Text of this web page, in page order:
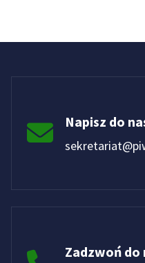
Napisz do
Zadzwoń do